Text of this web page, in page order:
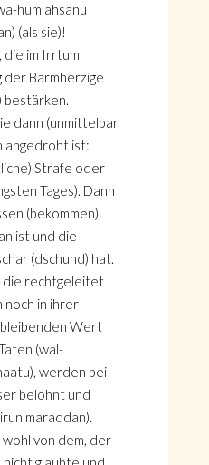
hum ahsanu
(als sie)!
die im Irrtum
der Barmherzige
bestärken.
dann (unmittelbar
angedroht ist:
Strafe oder
Tages). Dann
(bekommen),
ist und die
(dschund) hat.
die rechtgeleitet
noch in ihrer
Wert
(wal-
werden bei
belohnt und
maraddan).
von dem, der